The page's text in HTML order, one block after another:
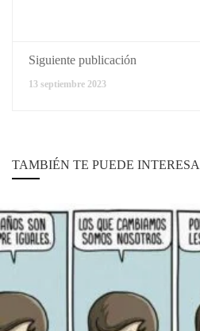
Siguiente publicación
13 septiembre 2023
TAMBIÉN TE PUEDE